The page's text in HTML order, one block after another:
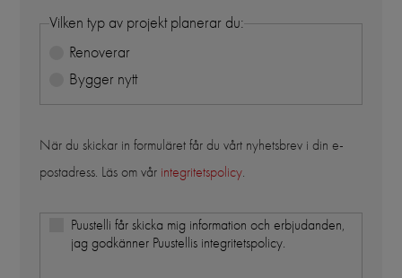
Vilken typ av projekt planerar du:
Renoverar
Bygger nytt
När du skickar in formuläret får du vårt nyhetsbrev i din e-
postadress. Läs om vår integritetspolicy
Puustelli får skicka mig information och erbjudanden,
jag godkänner Puustellis integritetspolicy.